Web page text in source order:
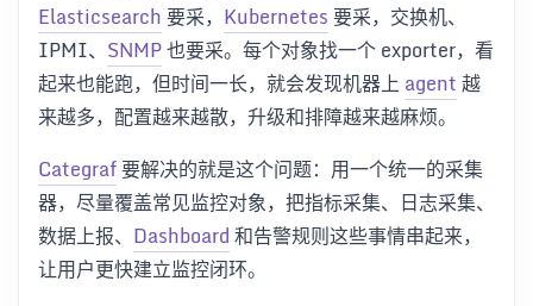
Elasticsearch要采， Kubernetes要采，交换机、
IPMI、 SNMP也要采。每个对象找一个 exporter，看
起来也能跑，但时间一长，就会发现机器上agent越
来越多，配置越来越散，升级和排障越来越麻烦。
Categraf要解决的就是这个问题：用一个统一的采集
器，尽量覆盖常见监控对象，把指标采集、日志采集、
数据上报、 Dashboard和告警规则这些事情串起来，
让用户更快建立监控闭环。